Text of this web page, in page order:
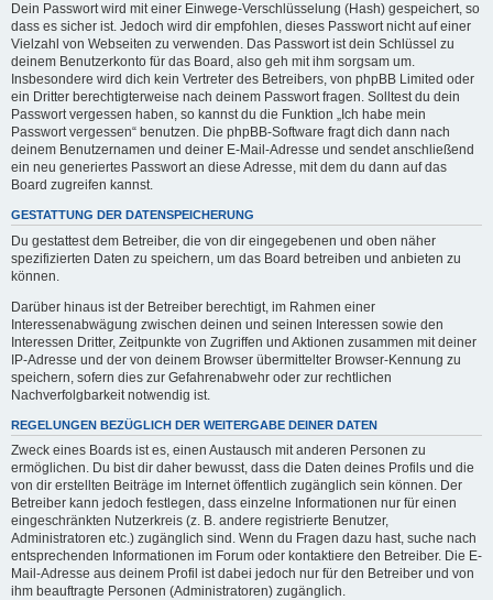
Dein Passwort wird mit einer Einwege-Verschlüsselung (Hash) gespeichert, so
dass es sicher ist. Jedoch wird dir empfohlen, dieses Passwort nicht auf einer
Vielzahl von Webseiten zu verwenden. Das Passwort ist dein Schlüssel zu
deinem Benutzerkonto für das Board, also geh mit ihm sorgsam um.
Insbesondere wird dich kein Vertreter des Betreibers, von phpBB Limited oder
ein Dritter berechtigterweise nach deinem Passwort fragen. Solltest du dein
Passwort vergessen haben, so kannst du die Funktion „Ich habe mein
Passwort vergessen“ benutzen. Die phpBB-Software fragt dich dann nach
deinem Benutzernamen und deiner E-Mail-Adresse und sendet anschließend
ein neu generiertes Passwort an diese Adresse, mit dem du dann auf das
Board zugreifen kannst.
GESTATTUNG DER DATENSPEICHERUNG
Du gestattest dem Betreiber, die von dir eingegebenen und oben näher
spezifizierten Daten zu speichern, um das Board betreiben und anbieten zu
können.
Darüber hinaus ist der Betreiber berechtigt, im Rahmen einer
Interessenabwägung zwischen deinen und seinen Interessen sowie den
Interessen Dritter, Zeitpunkte von Zugriffen und Aktionen zusammen mit deiner
IP-Adresse und der von deinem Browser übermittelter Browser-Kennung zu
speichern, sofern dies zur Gefahrenabwehr oder zur rechtlichen
Nachverfolgbarkeit notwendig ist.
REGELUNGEN BEZÜGLICH DER WEITERGABE DEINER DATEN
Zweck eines Boards ist es, einen Austausch mit anderen Personen zu
ermöglichen. Du bist dir daher bewusst, dass die Daten deines Profils und die
von dir erstellten Beiträge im Internet öffentlich zugänglich sein können. Der
Betreiber kann jedoch festlegen, dass einzelne Informationen nur für einen
eingeschränkten Nutzerkreis (z. B. andere registrierte Benutzer,
Administratoren etc.) zugänglich sind. Wenn du Fragen dazu hast, suche nach
entsprechenden Informationen im Forum oder kontaktiere den Betreiber. Die E-
Mail-Adresse aus deinem Profil ist dabei jedoch nur für den Betreiber und von
ihm beauftragte Personen (Administratoren) zugänglich.